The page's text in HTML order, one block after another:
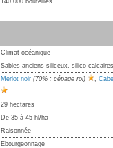
140 000 bouteilles
Climat océanique
Sables anciens siliceux, silico-calcaires
Merlot noir (70% : cépage roi) ,
29 hectares
De 35 à 45 hl/ha
Raisonnée
Ebourgeonnage